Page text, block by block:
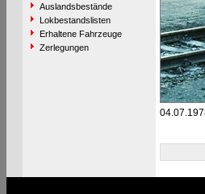
Auslandsbestände
Lokbestandslisten
Erhaltene Fahrzeuge
Zerlegungen